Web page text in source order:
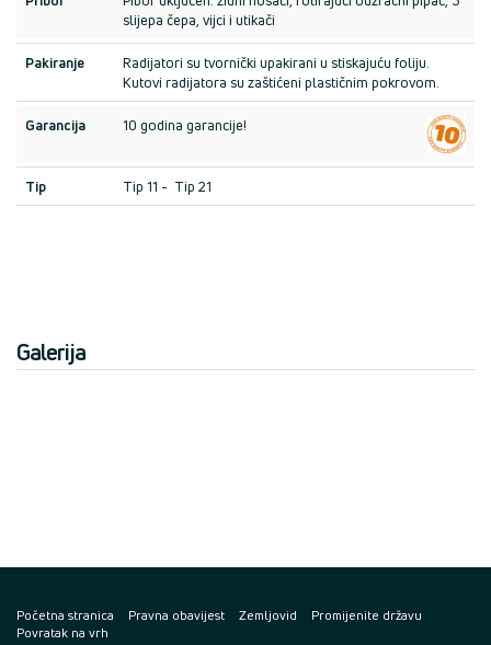
slijepa čepa, vijci i utikači
Pakiranje
Radijatori su tvornički upakirani u stiskajuću foliju.
Kutovi radijatora su zaštićeni plastičnim pokrovom.
Garancija 10 godina garancije!
Tip Tip 11 - Tip 21
Galerija
Početna stranica Pravna obavijest Zemljovid
Promijenite državu
Povratak na vrh